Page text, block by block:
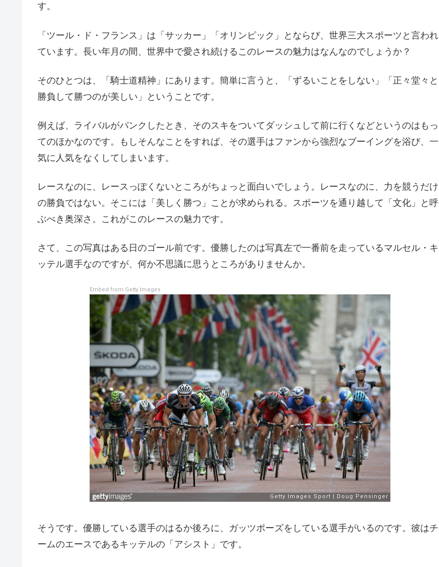
す。
「ツール・ド・フランス」は「サッカー」「オリンピック」とならび、世界三大スポーツと言われ
ています。長い年月の間、世界中で愛され続けるこのレースの魅力はなんなのでしょうか？
そのひとつは、「騎士道精神」にあります。簡単に言うと、「ずるいことをしない」「正々堂々と
勝負して勝つのが美しい」ということです。
例えば、ライバルがパンクしたとき、そのスキをついてダッシュして前に行くなどというのはもっ
てのほかなのです。もしそんなことをすれば、その選手はファンから強烈なブーイングを浴び、一
気に人気をなくしてしまいます。
レースなのに、レースっぽくないところがちょっと面白いでしょう。レースなのに、力を競うだけ
の勝負ではない。そこには「美しく勝つ」ことが求められる。スポーツを通り越して「文化」と呼
ぶべき奥深さ。これがこのレースの魅力です。
さて、この写真はある日のゴール前です。優勝したのは写真左で一番前を走っているマルセル・キ
ッテル選手なのですが、何か不思議に思うところがありませんか。
Embed from Getty Images
そうです。優勝している選手のはるか後ろに、ガッツポーズをしている選手がいるのです。彼はチ
ームのエースであるキッテルの「アシスト」です。